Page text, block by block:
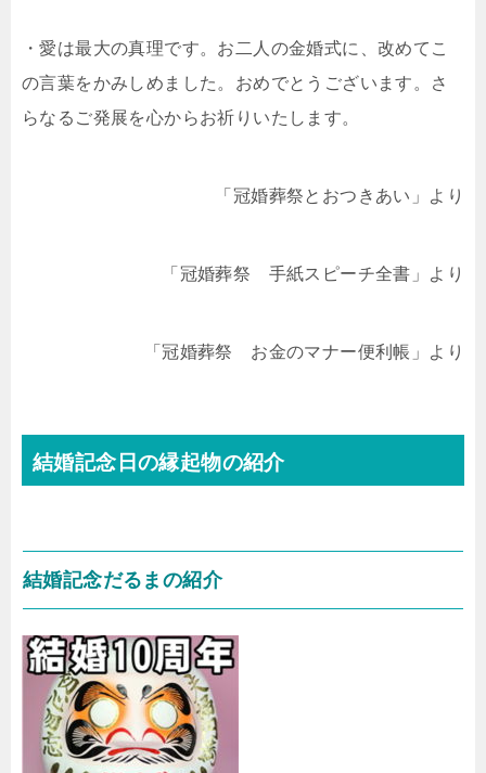
・愛は最大の真理です。お二人の金婚式に、改めてこ
の言葉をかみしめました。おめでとうございます。さ
らなるご発展を心からお祈りいたします。
「冠婚葬祭とおつきあい」より
「冠婚葬祭 手紙スピーチ全書」より
「冠婚葬祭 お金のマナー便利帳」より
結婚記念日の縁起物の紹介
結婚記念だるまの紹介